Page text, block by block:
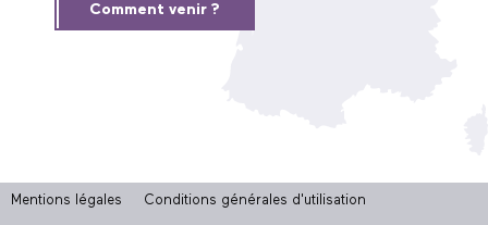
Comment venir ?
Mentions légales Conditions générales d'utilisation